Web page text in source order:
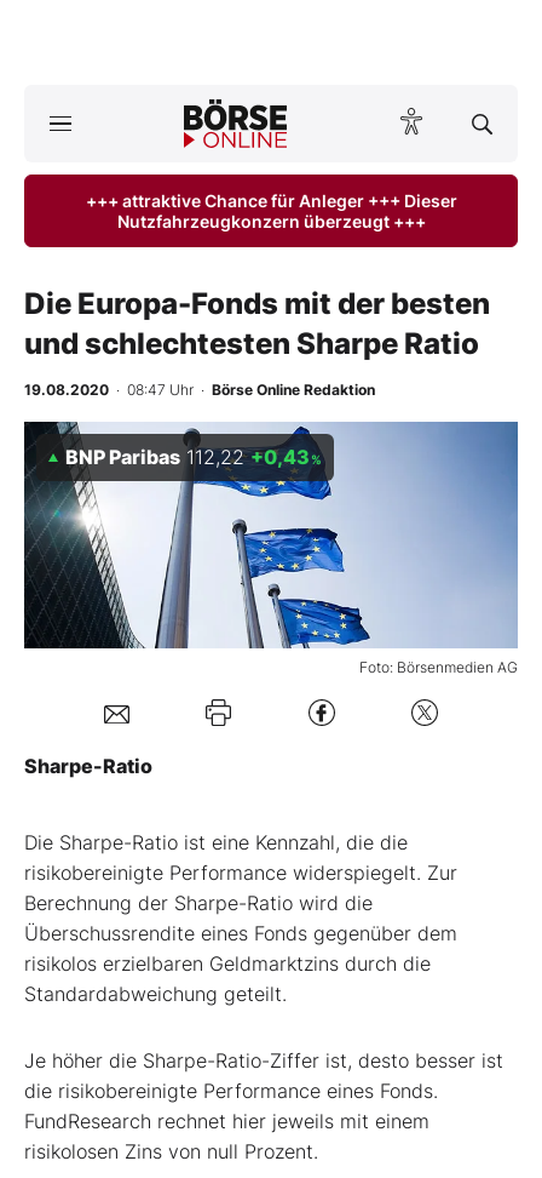
ktuelle Ausgabe BÖRSE ONLINE lesen
Finanz-Check
BO-Musterdepots
Experten
Mein B:O
Folgen Sie uns
Kontakt
+++ attraktive Chance für Anleger +++ Dieser
Nutzfahrzeugkonzern überzeugt +++
Die Europa-Fonds mit der besten
und schlechtesten Sharpe Ratio
19.08.2020 · 08:47 Uhr · Börse Online Redaktion
Foto: Börsenmedien AG
BNP Paribas 112,22 +0,43 %
Sharpe-Ratio
Die Sharpe-Ratio ist eine Kennzahl, die die
risikobereinigte Performance widerspiegelt. Zur
Berechnung der Sharpe-Ratio wird die
Überschussrendite eines Fonds gegenüber dem
risikolos erzielbaren Geldmarktzins durch die
Standardabweichung geteilt.
Je höher die Sharpe-Ratio-Ziffer ist, desto besser ist
die risikobereinigte Performance eines Fonds.
FundResearch rechnet hier jeweils mit einem
risikolosen Zins von null Prozent.